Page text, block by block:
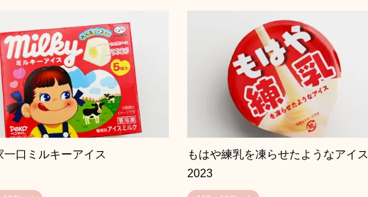
一口ミルキーアイス
もはや練乳を凍らせたようなアイス
2023